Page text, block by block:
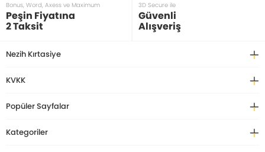
Bonus, Word, Axess ve Maximum
Peşin Fiyatına
2 Taksit
3D Secure ile
Güvenli
Alışveriş
Nezih Kırtasiye
KVKK
Popüler Sayfalar
Kategoriler